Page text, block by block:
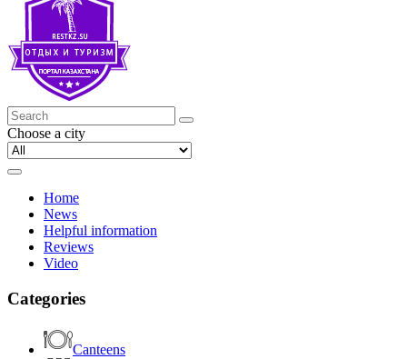
Choose a city
Home
News
Helpful information
Reviews
Video
Categories
Canteens